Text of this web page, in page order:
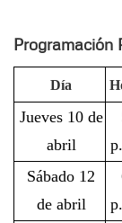
Programación
Día
Jueves 10 de
abril
Sábado 12
de abril